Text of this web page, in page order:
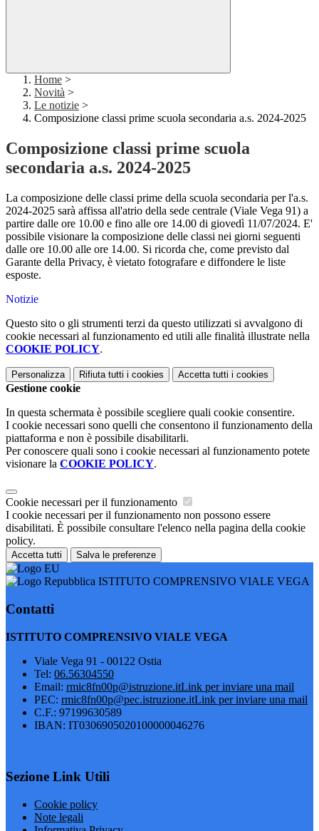
Home >
Novità >
Le notizie >
Composizione classi prime scuola secondaria a.s. 2024-2025
Composizione classi prime scuola
secondaria a.s. 2024-2025
La composizione delle classi prime della scuola secondaria per l'a.s.
2024-2025 sarà affissa all'atrio della sede centrale (Viale Vega 91) a
partire dalle ore 10.00 e fino alle ore 14.00 di giovedì 11/07/2024. E'
possibile visionare la composizione delle classi nei giorni seguenti
dalle ore 10.00 alle ore 14.00. Si ricorda che, come previsto dal
Garante della Privacy, è vietato fotografare e diffondere le liste
esposte.
Notizie
Questo sito o gli strumenti terzi da questo utilizzati si avvalgono di
cookie necessari al funzionamento ed utili alle finalità illustrate nella
COOKIE POLICY.
Personalizza Rifiuta tutti i cookies Accetta tutti i cookies
Gestione cookie
In questa schermata è possibile scegliere quali cookie consentire.
I cookie necessari sono quelli che consentono il funzionamento della
piattaforma e non è possibile disabilitarli.
Per conoscere quali sono i cookie necessari al funzionamento potete
visionare la COOKIE POLICY.
Cookie necessari per il funzionamento
I cookie necessari per il funzionamento non possono essere
disabilitati. È possibile consultare l'elenco nella pagina della cookie
policy.
Accetta tutti Salva le preferenze
ISTITUTO COMPRENSIVO VIALE VEGA
Contatti
ISTITUTO COMPRENSIVO VIALE VEGA
Viale Vega 91 - 00122 Ostia
Tel: 06.56304550
Email: rmic8fn00p@istruzione.itLink per inviare una mail
PEC: rmic8fn00p@pec.istruzione.itLink per inviare una mail
C.F.: 97199630589
IBAN: IT0306905020100000046276
Sezione Link Utili
Cookie policy
Note legali